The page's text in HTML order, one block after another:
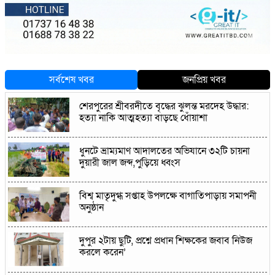
সর্বশেষ খবর
জনপ্রিয় খবর
শেরপুরের শ্রীবরদীতে বৃদ্ধের ঝুলন্ত মরদেহ উদ্ধার:
হত্যা নাকি আত্মহত্যা বাড়ছে ধোঁয়াশা
ধুনটে ভ্রাম্যমাণ আদালতের অভিযানে ৩২টি চায়না
দুয়ারী জাল জব্দ,পুড়িয়ে ধ্বংস
বিশ্ব মাতৃদুগ্ধ সপ্তাহ উপলক্ষে বাগাতিপাড়ায় সমাপনী
অনুষ্ঠান
দুপুর ২টায় ছুটি, প্রশ্নে প্রধান শিক্ষকের জবাব নিউজ
করলে করেন’